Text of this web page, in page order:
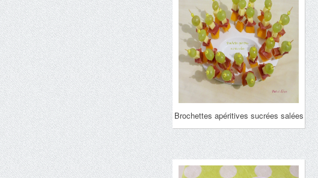
Brochettes apéritives sucrées salées